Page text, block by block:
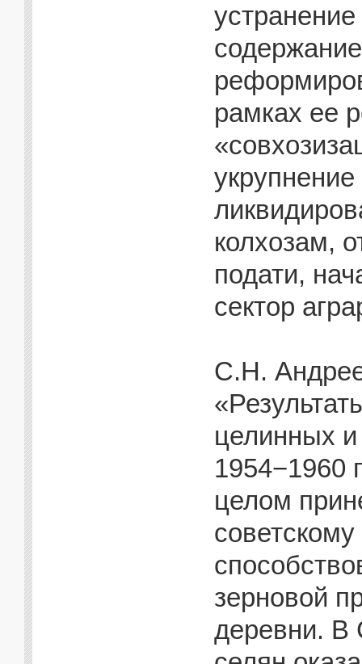
рамках ее
колхозам,
подати,
сектор
С.Н.
целинных
1954−1960
целом
зерновой
деревни. В